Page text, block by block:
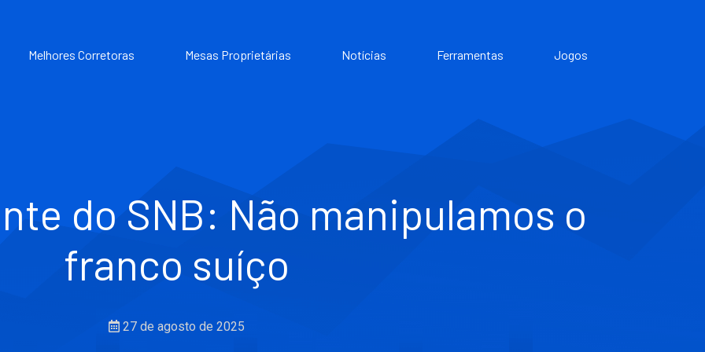
Melhores Corretoras Mesas Proprietárias Notícias Ferramentas Jogos
do SNB: Não manipulamos o
franco suíço
27 de agosto de 2025